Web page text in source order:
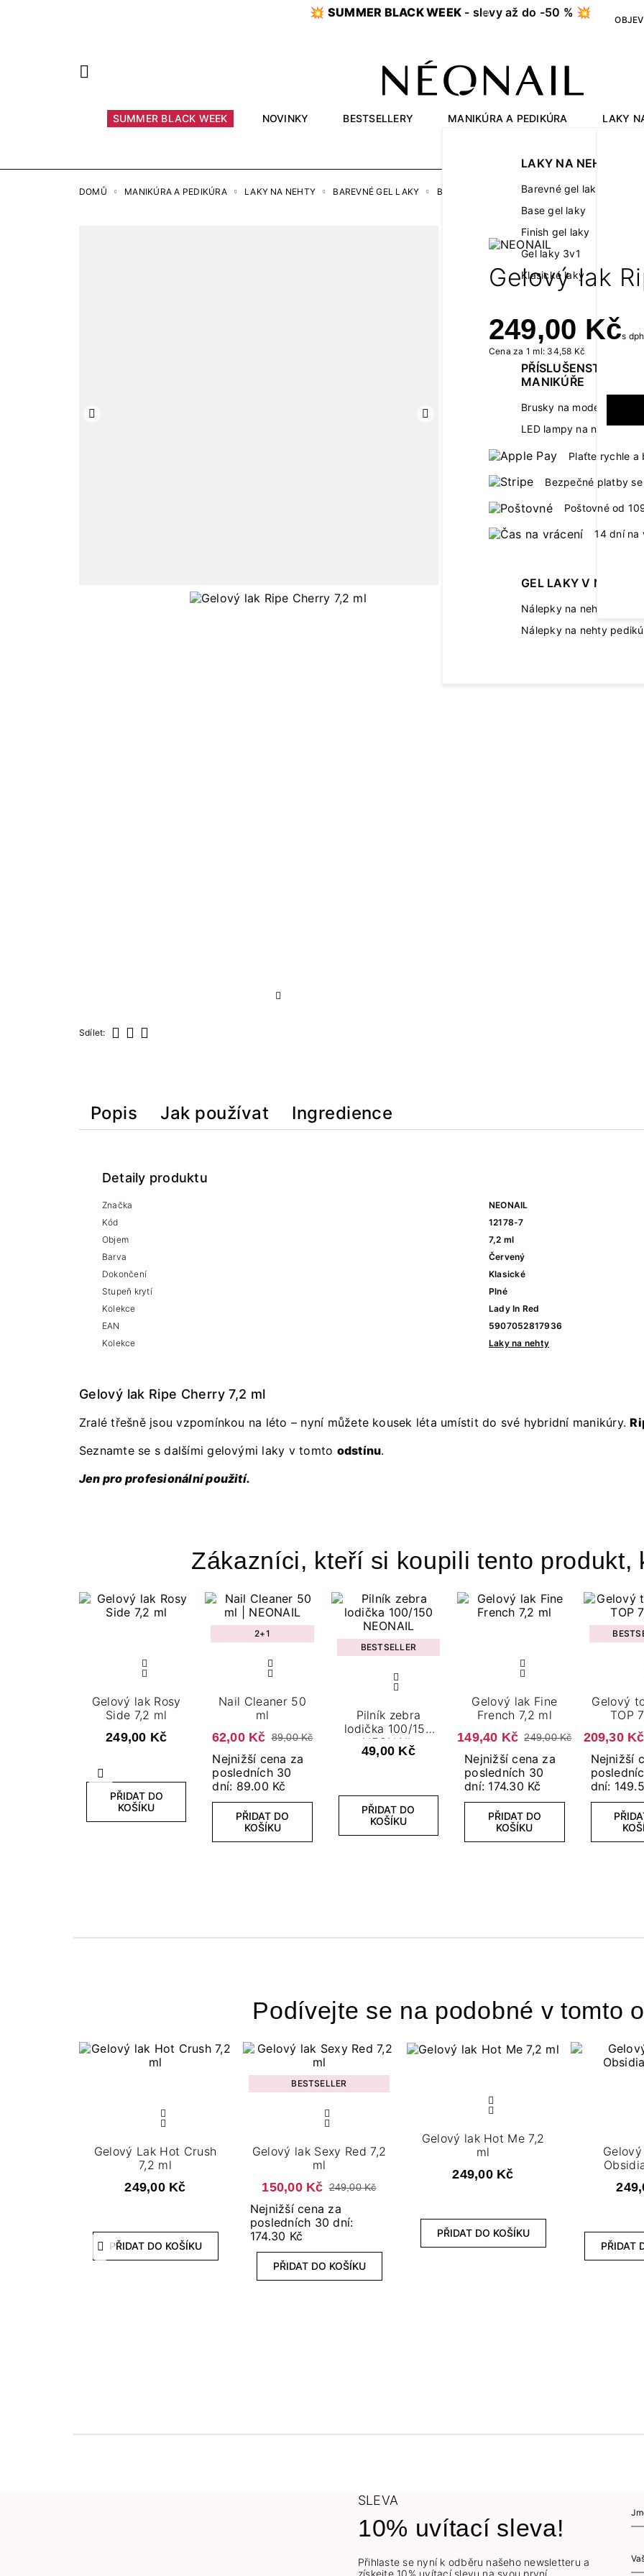
💥 SUMMER BLACK WEEK - slevy až do -50 % 💥 OBJEV
SUMMER BLACK WEEK NOVINKY BESTSELLERY MANIKÚRA A PEDIKÚRA
LAKY NA NEHTY
Barevné gel laky
Base gel laky
Finish gel laky
Gel laky 3v1
Klasické laky
PŘÍSLUŠENSTVÍ K
MANIKÚŘE
Brusky na modeláž nehtů
LED lampy na nehty
GEL LAKY V NÁLEPCE
Nálepky na nehty
Nálepky na nehty
LAKY
DOMŮ MANIKÚRA A PEDIKÚRA LAKY NA NEHTY BAREVNÉ GEL LAKY BARVY GELOVÝ LAK RIPE CHERRY 7,2 ML
Předchozí Další
Sdílet:
Gelový lak
249,00 Kčs dph
Cena za 1 ml: 34,58 Kč
Plaťte rychle a
Bezpečné platby
Poštovné od
14 dní na
Popis Jak používat Ingredience
Detaily produktu
Značka
NEONAIL
Kód
12178-7
Objem
7,2 ml
Barva
Červený
Dokončení
Klasické
Stupeň krytí
Plné
Kolekce
Lady In Red
EAN
5907052817936
Kolekce
Laky na nehty
Gelový lak Ripe Cherry 7,2 ml
Zralé třešně jsou vzpomínkou na léto – nyní můžete kousek léta umístit do své hybridní manikúry.
Seznamte se s dalšími gelovými laky v tomto odstínu.
Jen pro profesionální použití.
Zákazníci, kteří si koupili tento produkt,
Předchozí
Gelový lak Rosy
Side 7,2 ml
249,00 Kč
PŘIDAT DO
KOŠÍKU
2+1
Nail Cleaner 50
ml
62,00 Kč 89,00 Kč
Nejnižší cena za
posledních 30
dní: 89.00 Kč
PŘIDAT DO
KOŠÍKU
BESTSELLER
Pilník zebra
lodička 100/150
NEONAIL
49,00 Kč
PŘIDAT DO
KOŠÍKU
Gelový lak Fine
French 7,2 ml
149,40 Kč 249,00 Kč
Nejnižší cena za
posledních 30
dní: 174.30 Kč
PŘIDAT DO
KOŠÍKU
Gelový top
TOP
209,30 Kč
Nejnižší
dní:
Podívejte se na podobné v tomto
Předchozí
Gelový Lak Hot Crush
7,2 ml
249,00 Kč
PŘIDAT DO KOŠÍKU
BESTSELLER
Gelový lak Sexy Red 7,2
ml
150,00 Kč 249,00 Kč
Nejnižší cena za
posledních 30 dní:
174.30 Kč
PŘIDAT DO KOŠÍKU
Gelový lak Hot Me 7,2
ml
249,00 Kč
PŘIDAT DO KOŠÍKU
PŘIDAT
SLEVA
10% uvítací sleva!
Přihlaste se nyní k odběru našeho newsletteru a
získejte 10% uvítací slevu na svou první